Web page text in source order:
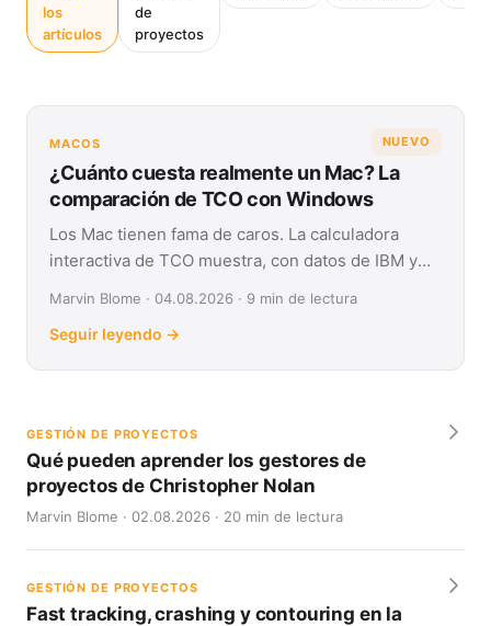
los
artículos
de
proyectos
NUEVO
MACOS
¿Cuánto cuesta realmente un Mac? La
comparación de TCO con Windows
Los Mac tienen fama de caros. La calculadora
interactiva de TCO muestra, con datos de IBM y
Marvin Blome · 04.08.2026 · 9 min de lectura
Seguir leyendo →
GESTIÓN DE PROYECTOS
Qué pueden aprender los gestores de
proyectos de Christopher Nolan
Marvin Blome · 02.08.2026 · 20 min de lectura
GESTIÓN DE PROYECTOS
Fast tracking, crashing y contouring en la